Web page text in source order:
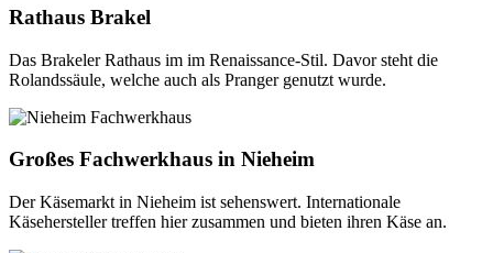
Rathaus Brakel
Das Brakeler Rathaus im im Renaissance-Stil. Davor steht die
Rolandssäule, welche auch als Pranger genutzt wurde.
Großes Fachwerkhaus in Nieheim
Der Käsemarkt in Nieheim ist sehenswert. Internationale
Käsehersteller treffen hier zusammen und bieten ihren Käse an.